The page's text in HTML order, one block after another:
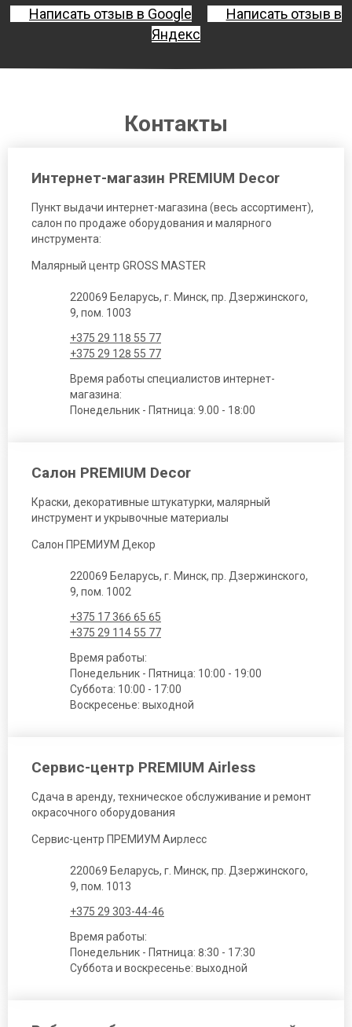
Написать отзыв в Google
Написать отзыв в
Яндекс
Контакты
Интернет-магазин PREMIUM Decor
Пункт выдачи интернет-магазина (весь ассортимент),
салон по продаже оборудования и малярного
инструмента:
Малярный центр GROSS MASTER
220069 Беларусь, г. Минск, пр. Дзержинского,
9, пом. 1003
+375 29 118 55 77
+375 29 128 55 77
Время работы специалистов интернет-
магазина:
Понедельник - Пятница: 9.00 - 18:00
Салон PREMIUM Decor
Краски, декоративные штукатурки, малярный
инструмент и укрывочные материалы
Салон ПРЕМИУМ Декор
220069 Беларусь, г. Минск, пр. Дзержинского,
9, пом. 1002
+375 17 366 65 65
+375 29 114 55 77
Время работы:
Понедельник - Пятница: 10:00 - 19:00
Суббота: 10:00 - 17:00
Воскресенье: выходной
Сервис-центр PREMIUM Airless
Сдача в аренду, техническое обслуживание и ремонт
окрасочного оборудования
Сервис-центр ПРЕМИУМ Аирлесс
220069 Беларусь, г. Минск, пр. Дзержинского,
9, пом. 1013
+375 29 303-44-46
Время работы:
Понедельник - Пятница: 8:30 - 17:30
Суббота и воскресенье: выходной